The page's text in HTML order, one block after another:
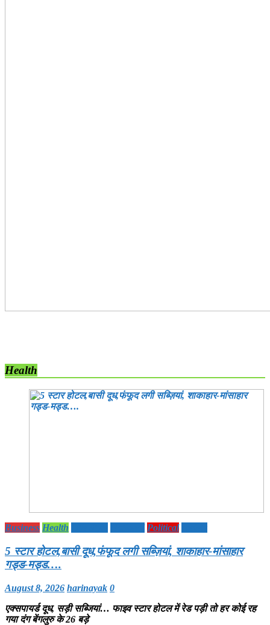
Health
Business Health Political
5 स्टार होटल,बासी दूध,फंफूद लगी सब्ज़ियां, शाकाहार-मांसाहार
गड्ड-मड्ड….
August 8, 2026 harinayak 0
एक्सपायर्ड दूध, सड़ी सब्जियां… फाइव स्टार होटल में रेड पड़ी तो हर कोई रह
गया दंग बेंगलुरु के 26 बड़े